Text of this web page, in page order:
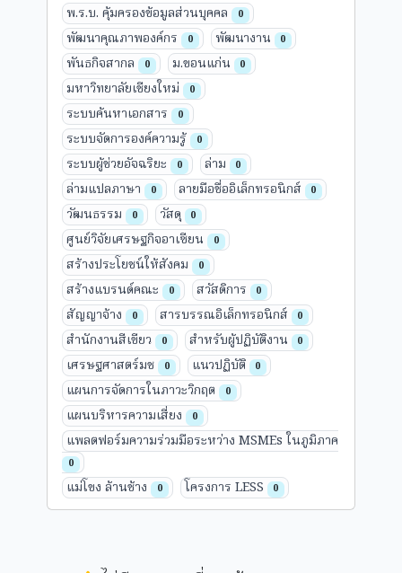
พ.ร.บ. คุ้มครองข้อมูลส่วนบุคคล 0
พัฒนาคุณภาพองค์กร 0 พัฒนางาน 0
พันธกิจสากล 0 ม.ขอนแก่น 0
มหาวิทยาลัยเชียงใหม่ 0
ระบบค้นหาเอกสาร 0
ระบบจัดการองค์ความรู้ 0
ระบบผู้ช่วยอัจฉริยะ 0 ล่าม 0
ล่ามแปลภาษา 0 ลายมือชื่ออิเล็กทรอนิกส์ 0
วัฒนธรรม 0 วัสดุ 0
ศูนย์วิจัยเศรษฐกิจอาเซียน 0
สร้างประโยชน์ให้สังคม 0
สร้างแบรนด์คณะ 0 สวัสดิการ 0
สัญญาจ้าง 0 สารบรรณอิเล็กทรอนิกส์ 0
สำนักงานสีเขียว 0 สำหรับผู้ปฏิบัติงาน 0
เศรษฐศาสตร์มช 0 แนวปฏิบัติ 0
แผนการจัดการในภาวะวิกฤต 0
แผนบริหารความเสี่ยง 0
แพลตฟอร์มความร่วมมือระหว่าง MSMEs ในภูมิภาค
0
แม่โขง ล้านช้าง 0 โครงการ LESS 0